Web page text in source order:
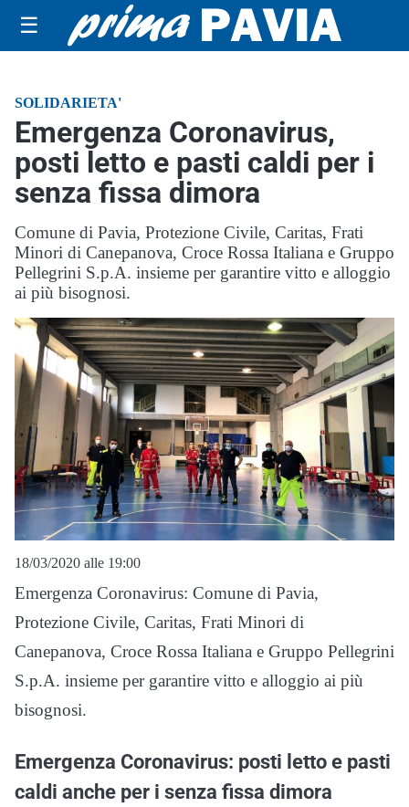
☰
SOLIDARIETA'
Emergenza Coronavirus,
posti letto e pasti caldi per i
senza fissa dimora
Comune di Pavia, Protezione Civile, Caritas, Frati
Minori di Canepanova, Croce Rossa Italiana e Gruppo
Pellegrini S.p.A. insieme per garantire vitto e alloggio
ai più bisognosi.
18/03/2020 alle 19:00
Emergenza Coronavirus: Comune di Pavia,
Protezione Civile, Caritas, Frati Minori di
Canepanova, Croce Rossa Italiana e Gruppo Pellegrini
S.p.A. insieme per garantire vitto e alloggio ai più
bisognosi.
Emergenza Coronavirus: posti letto e pasti
caldi anche per i senza fissa dimora